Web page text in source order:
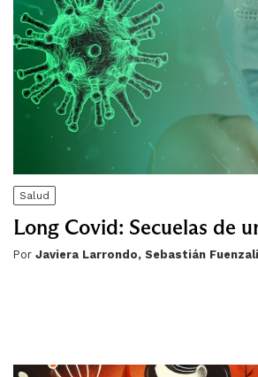
Salud
Long Covid: Secuelas de
Por Javiera Larrondo, Sebastián